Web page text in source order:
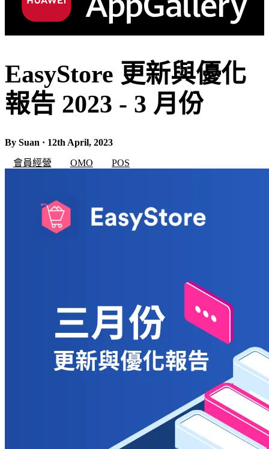
EasyStore 更新與優化
報告 2023 - 3 月份
By Suan · 12th April, 2023
會員經營
OMO POS